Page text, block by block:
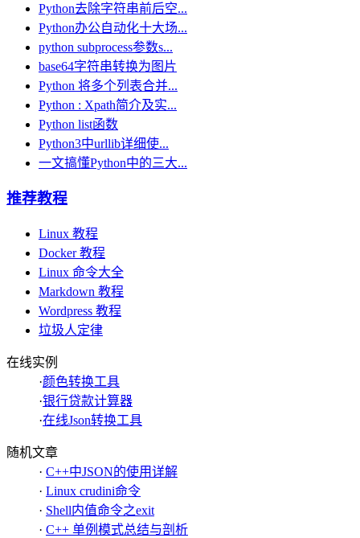
Python去除字符串前后空...
Python办公自动化十大场...
python subprocess参数s...
base64字符串转换为图片
Python 将多个列表合并...
Python : Xpath简介及实...
Python list函数
Python3中urllib详细使...
一文搞懂Python中的三大...
推荐教程
Linux 教程
Docker 教程
Linux 命令大全
Markdown 教程
Wordpress 教程
垃圾人定律
在线实例
·颜色转换工具
·银行贷款计算器
·在线Json转换工具
随机文章
· C++中JSON的使用详解
· Linux crudini命令
· Shell内值命令之exit
· C++ 单例模式总结与剖析